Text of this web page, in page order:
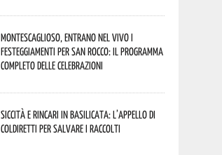
Montescaglioso, entrano nel vivo i
festeggiamenti per San Rocco: il programma
completo delle celebrazioni
Siccità e rincari in Basilicata: l’appello di
Coldiretti per salvare i raccolti